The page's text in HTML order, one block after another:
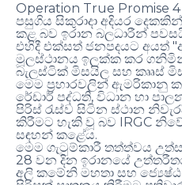
Operation True Promise 4
පසුගිය සිකුරාදා අදියර
කළ බව ඉරාන බලධාරීන්
එහිදී එක්සත් ජනපදයට අයත් "
මූලස්ථානය ඉලක්ක කර
බැලස්ටික් මිසයිල සහ කෲස්
මෙම ප්‍රහාරවලින් ඇමරිකානු
රේඩාර් පද්ධති, විධාන හා
පිරිස් රැස්ව සිටින ස්ථාන
කිරීමට හැකි වූ බව
IRGC
සඳහන් කළේය.
මෙම ගැටුම්කාරී තත්ත්වය
28 වන දින ඉරානයේ
අලි කමේනි මහතා සහ